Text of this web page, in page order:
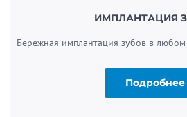
ИМПЛАНТАЦИЯ
Бережная имплантация зубов в любом
Подробнее